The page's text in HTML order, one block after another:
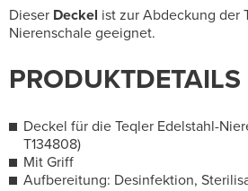
Dieser Deckel ist zur Abdeckung der
Nierenschale geeignet.
PRODUKTDETAILS
Deckel für die Teqler Edelstahl-
T134808)
Mit Griff
Aufbereitung: Desinfektion,